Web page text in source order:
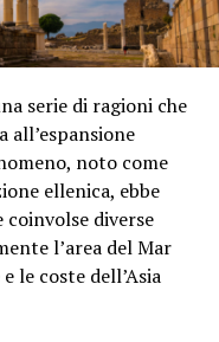
serie di ragioni che
all’espansione
noto come
ellenica, ebbe
coinvolse diverse
l’area del Mar
le coste dell’Asia